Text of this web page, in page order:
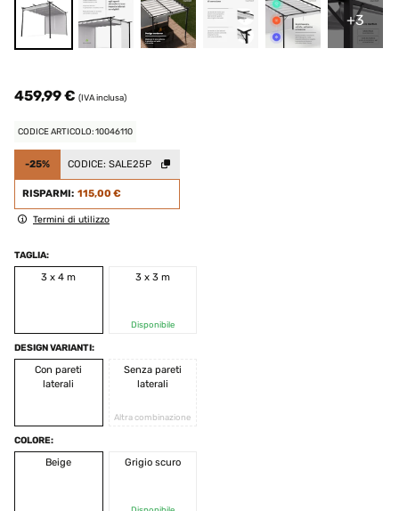
+3
459,99 € (IVA inclusa)
CODICE ARTICOLO: 10046110
-25% CODICE: SALE25P
RISPARMI: 115,00 €
Termini di utilizzo
TAGLIA:
3 x 4 m
3 x 3 m
Disponibile
DESIGN VARIANTI:
Con pareti
laterali
Senza pareti
laterali
Altra combinazione
COLORE:
Beige
Grigio scuro